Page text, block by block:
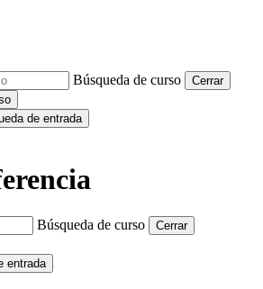
Búsqueda de curso
Cerrar
de entrada
Búsqueda de curso
Cerrar
entrada